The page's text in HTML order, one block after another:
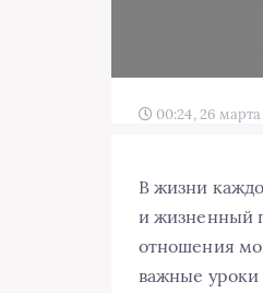
00:24, 26
В жизни
и жизненный
отношения
важные уроки